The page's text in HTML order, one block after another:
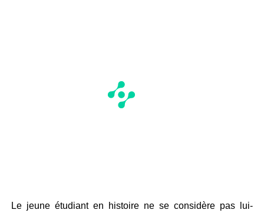
Le jeune étudiant en histoire ne se considère pas lui-